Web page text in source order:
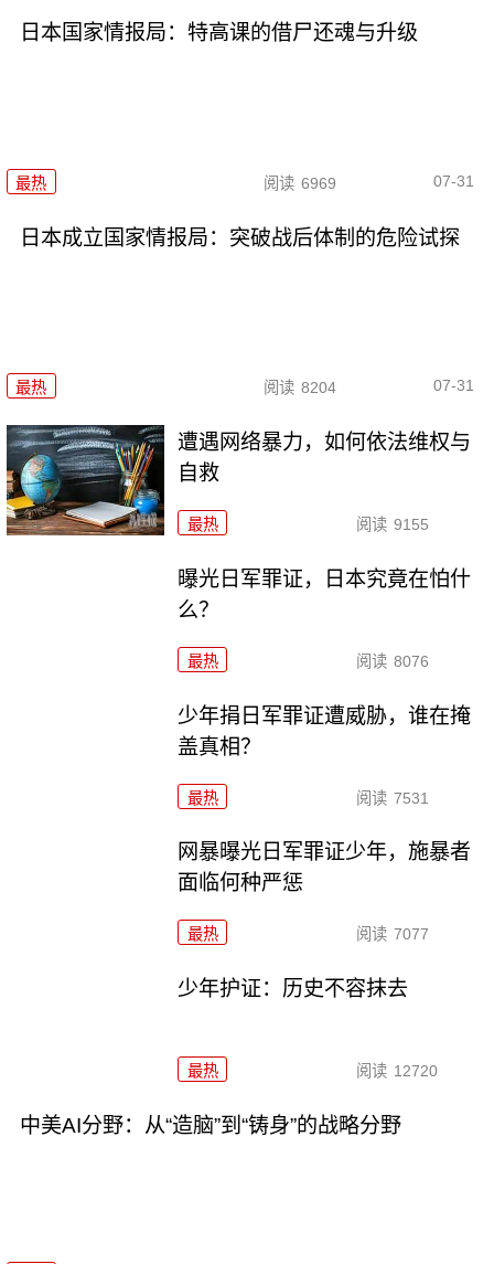
日本国家情报局：特高课的借尸还魂与升级
最热 阅读 6969 07-31
日本成立国家情报局：突破战后体制的危险试探
最热 阅读 8204 07-31
遭遇网络暴力，如何依法维权与
自救
最热 阅读 9155
曝光日军罪证，日本究竟在怕什
么？
最热 阅读 8076
少年捐日军罪证遭威胁，谁在掩
盖真相？
最热 阅读 7531
网暴曝光日军罪证少年，施暴者
面临何种严惩
最热 阅读 7077
少年护证：历史不容抹去
最热 阅读 12720
中美AI分野：从“造脑”到“铸身”的战略分野